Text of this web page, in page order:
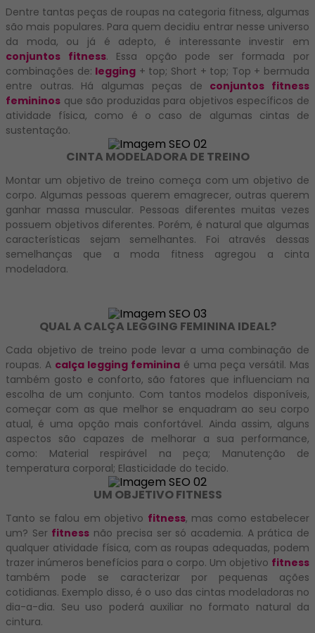
Dentre tantas peças de roupas na categoria fitness, algumas
são mais populares. Para quem decidiu entrar nesse universo
da moda, ou já é adepto, é interessante investir em
conjuntos fitness. Essa opção pode ser formada por
combinações de: legging + top; Short + top; Top + bermuda
entre outras. Há algumas peças de conjuntos fitness
femininos que são produzidas para objetivos específicos de
atividade física, como é o caso de algumas cintas de
sustentação.
CINTA MODELADORA DE TREINO
Montar um objetivo de treino começa com um objetivo de
corpo. Algumas pessoas querem emagrecer, outras querem
ganhar massa muscular. Pessoas diferentes muitas vezes
possuem objetivos diferentes. Porém, é natural que algumas
características sejam semelhantes. Foi através dessas
semelhanças que a moda fitness agregou a cinta
modeladora.
QUAL A CALÇA LEGGING FEMININA IDEAL?
Cada objetivo de treino pode levar a uma combinação de
roupas. A calça legging feminina é uma peça versátil. Mas
também gosto e conforto, são fatores que influenciam na
escolha de um conjunto. Com tantos modelos disponíveis,
começar com as que melhor se enquadram ao seu corpo
atual, é uma opção mais confortável. Ainda assim, alguns
aspectos são capazes de melhorar a sua performance,
como: Material respirável na peça; Manutenção de
temperatura corporal; Elasticidade do tecido.
UM OBJETIVO FITNESS
Tanto se falou em objetivo fitness, mas como estabelecer
um? Ser fitness não precisa ser só academia. A prática de
qualquer atividade física, com as roupas adequadas, podem
trazer inúmeros benefícios para o corpo. Um objetivo fitness
também pode se caracterizar por pequenas ações
cotidianas. Exemplo disso, é o uso das cintas modeladoras no
dia-a-dia. Seu uso poderá auxiliar no formato natural da
cintura.